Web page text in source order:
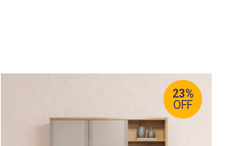
23%
OFF